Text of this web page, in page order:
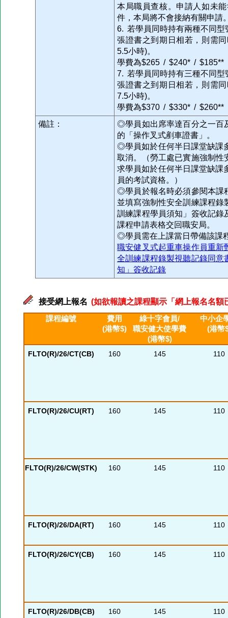
本局職員查核。申請人如未
件，本局將不會接納有關申請
6. 若學員同時持有兩種不同
張證書之到期日相若，則需
5.5小時)。
學費為$265 / $240* / $185**
7. 若學員同時持有三種不同
張證書之到期日相若，則需
7.5小時)。
學費為$370 / $330* / $260**
備註：
◎學員如出席率達百分之一百
的「操作叉式剷車證書」。
◎學員如於任何半日課堂缺課
取消。（勞工處已實施強制
求學員如於任何半日課堂缺課
員的考試資格。）
◎學員於報名時必須參閱本課
並填寫強制性安全訓練課程
訓練課程學員須知」簽收記
課程申請表格交回職安局。
◎學員需在上課當日帶備該課
職安健叉式起重車操作員重
全訓練課程錄製視聽記錄同
知」簽收記錄
接受網上報名 (如欲報讀之課程顯示「網上報名名
課程編號
費用
(港幣$)
綠十字會員/
職安健大使學費
(港幣$)
中小企
(港幣
FLTO(R)/26/CT(CB) 160 145 110
FLTO(R)/26/CU(RT) 160 145 110
FLTO(R)/26/CW(STK) 160 145 110
FLTO(R)/26/DA(RT) 160 145 110
FLTO(R)/26/CY(CB) 160 145 110
FLTO(R)/26/DB(CB) 160 145 110